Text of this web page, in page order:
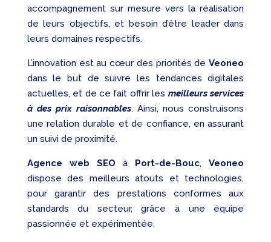
accompagnement sur mesure vers la réalisation
de leurs objectifs, et besoin d’être leader dans
leurs domaines respectifs.
L’innovation est au cœur des priorités deVeoneo
dans le but de suivre les tendances digitales
actuelles, et de ce fait offrir les meilleurs services
à des prix raisonnables. Ainsi, nous construisons
une relation durable et de confiance, en assurant
un suivi de proximité.
Agence web SEO à Port-de-Bouc,Veoneo
dispose des meilleurs atouts et technologies,
pour garantir des prestations conformes aux
standards du secteur, grâce à une équipe
passionnée et expérimentée.